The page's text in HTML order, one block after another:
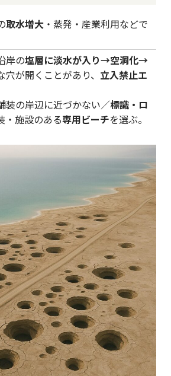
取水増大 ・蒸発・産業利用などで
岸の塩層に淡水が入り→空洞化→
穴が開くことがあり、 立入禁止エ
装の岸辺に近づかない／標識・ロ
・施設のある専用ビーチを選ぶ。